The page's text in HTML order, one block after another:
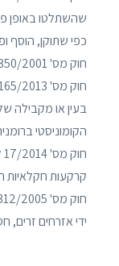
כפי שתוקן, הוסף
חוק מס' 350/2001 לתכנון שטח וייעוד, כפי שתוקן והוסף;
בעין או מקבילה
הקומוניסטי
קרקעות חקלאיות
ידי אזרחים זרים,